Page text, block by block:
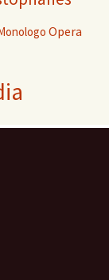
Opera